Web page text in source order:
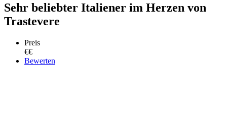
Sehr beliebter Italiener im Herzen von
Trastevere
Preis
€€
Bewerten